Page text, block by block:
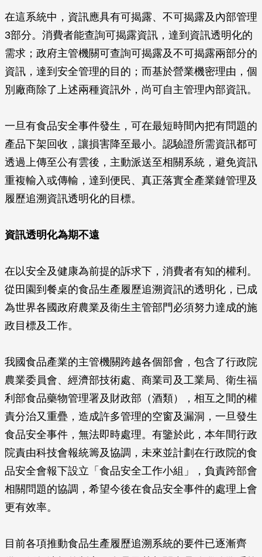
在這系統中，資訊應具有可揭露、不可揭露及內部管理
3部分。消費者能查詢可揭露資訊，達到資訊透明化的
需求；政府主管機關可查詢可揭露及不可揭露兩部分的
資訊，達到安全管理的目的；而基於營業機密理由，個
別廠商除了上述兩種資訊外，尚可自主管理內部資訊。
一旦有食品安全事件發生，可在最短時間內把有問題的
產品下架回收，讓損害降至最小。認驗證所需資訊都可
透過上傳至公有雲後，主動派送至相關系統，避免資訊
重複輸入或傳輸，達到便民、真正落實全產業鏈管理及
履歷追溯資訊透明化的目標。
資訊透明化為期不遠
在以安全及健康為前提的訴求下，消費者有知的權利。
從田園到餐桌的食品生產履歷追溯資訊的透明化，已成
為世界各國政府農業及衛生主管部門必須努力達成的施
政目標及工作。
我國食品產業的主管機關跨越各個部會，包含了行政院
農業委員會、經濟部技術處、商業司及工業局、衛生福
利部食品藥物管理署及財政部（酒類），相互之間的權
責分治又重疊，造成許多管理的空窗及漏洞，一旦發生
食品安全事件，無法即時處理。有鑒於此，本年間行政
院責由科技會報統籌及協調，未來並計劃在行政院的食
品安全會報下設立「食品安全工作小組」，負責跨部會
相關問題的協調，希望今後在食品安全事件的處理上會
更有效率。
目前各項推動食品生產履歷追溯系統的要件已逐漸齊